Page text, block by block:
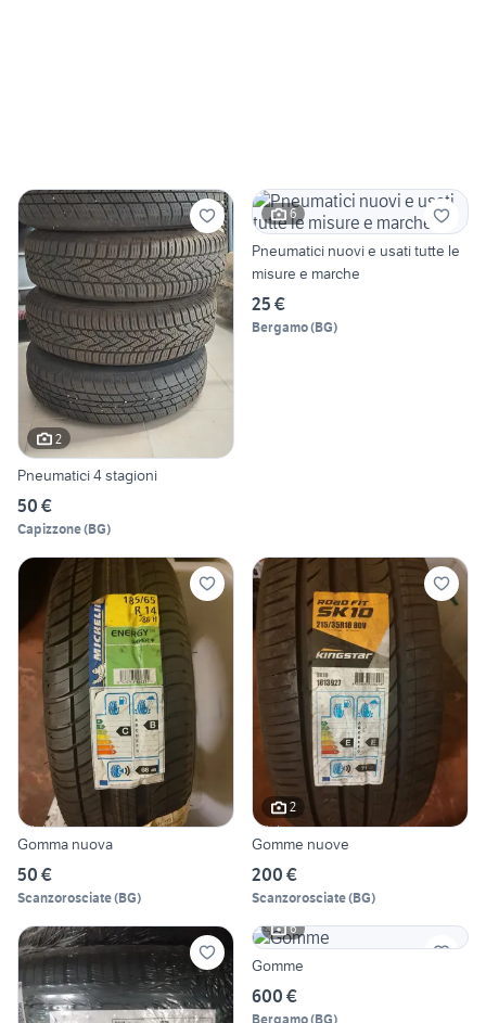
2
Pneumatici 4 stagioni
50 €
Capizzone(BG)
6
Pneumatici nuovi e usati tutte le
misure e marche
25 €
Bergamo(BG)
Gomma nuova
50 €
Scanzorosciate(BG)
2
Gomme nuove
200 €
Scanzorosciate(BG)
6
Gomme
600 €
Bergamo(BG)